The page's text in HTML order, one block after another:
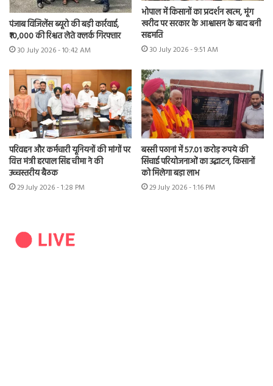
पंजाब विजिलेंस ब्यूरो की बड़ी कार्रवाई,
₹10,000 की रिश्वत लेते क्लर्क गिरफ्तार
30 July 2026 - 10:42 AM
भोपाल में किसानों का प्रदर्शन खत्म, मूंग
खरीद पर सरकार के आश्वासन के बाद बनी
सहमति
30 July 2026 - 9:51 AM
परिवहन और कर्मचारी यूनियनों की मांगों पर
वित्त मंत्री हरपाल सिंह चीमा ने की
उच्चस्तरीय बैठक
29 July 2026 - 1:28 PM
बस्सी पठानां में 57.01 करोड़ रुपये की
सिंचाई परियोजनाओं का उद्घाटन, किसानों
को मिलेगा बड़ा लाभ
29 July 2026 - 1:16 PM